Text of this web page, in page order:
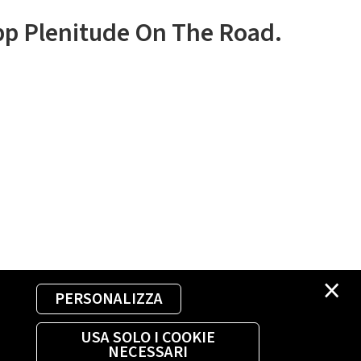
×
PERSONALIZZA
USA SOLO I COOKIE
NECESSARI
Plenitude On The Road.